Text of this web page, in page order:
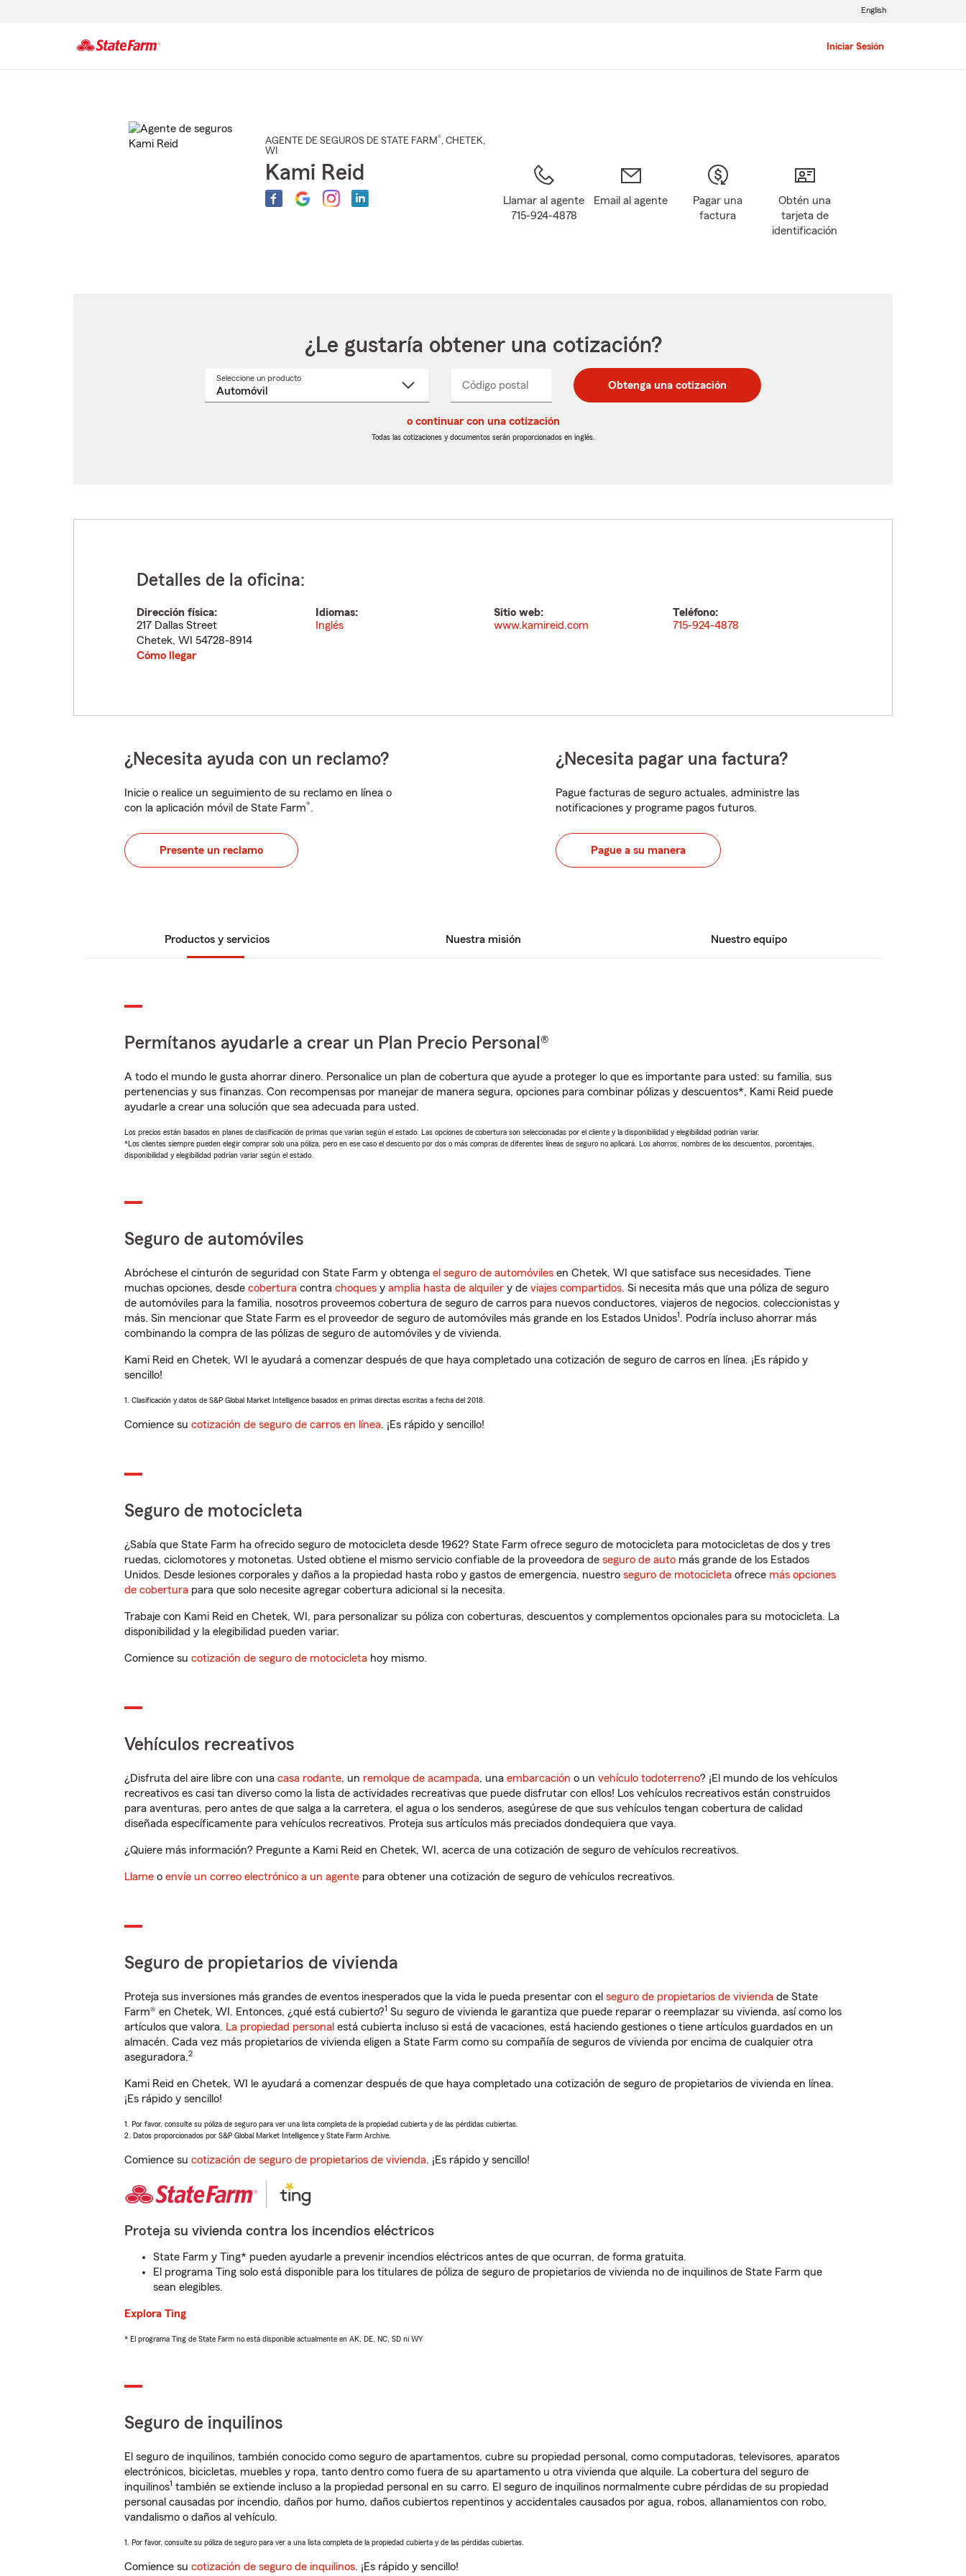
Iniciar Sesión
English
AGENTE DE SEGUROS DE STATE FARM®, CHETEK,
WI
Kami Reid
Llamar al agente
715-924-4878
Email al agente
Pagar una
factura
Obtén una
tarjeta de
identificación
¿Le gustaría obtener una cotización?
Seleccione un productoSeleccione
Código postal
postal
de
postal
de
_____ Obtenga una cotización
o continuar con una cotización
Todas las cotizaciones y documentos serán proporcionados en inglés.
Detalles de la oficina:
Dirección física:
217 Dallas Street
Chetek, WI 54728-8914
Cómo llegar
Idiomas:
Inglés
Sitio web:
www.kamireid.com
Teléfono:
715-924-4878
¿Necesita ayuda con un reclamo?
Inicie o realice un seguimiento de su reclamo en línea o
con la aplicación móvil de State Farm®.
Presente un reclamo
¿Necesita pagar una factura?
Pague facturas de seguro actuales, administre las
notificaciones y programe pagos futuros.
Pague a su manera
Productos y servicios Nuestra misión Nuestro equipo
Permítanos ayudarle a crear un Plan Precio Personal®
A todo el mundo le gusta ahorrar dinero. Personalice un plan de cobertura que ayude a proteger lo que es importante para usted: su familia, sus
pertenencias y sus finanzas. Con recompensas por manejar de manera segura, opciones para combinar pólizas y descuentos*, Kami Reid puede
ayudarle a crear una solución que sea adecuada para usted.
Los precios están basados en planes de clasificación de primas que varían según el estado. Las opciones de cobertura son seleccionadas por el cliente y la disponibilidad y elegibilidad podrían variar.
*Los clientes siempre pueden elegir comprar solo una póliza, pero en ese caso el descuento por dos o más compras de diferentes líneas de seguro no aplicará. Los ahorros, nombres de los descuentos, porcentajes,
disponibilidad y elegibilidad podrían variar según el estado.
Seguro de automóviles
Abróchese el cinturón de seguridad con State Farm y obtenga el seguro de automóviles en Chetek, WI que satisface sus necesidades. Tiene
muchas opciones, desde cobertura contra choques y amplia hasta de alquiler y de viajes compartidos. Si necesita más que una póliza de seguro
de automóviles para la familia, nosotros proveemos cobertura de seguro de carros para nuevos conductores, viajeros de negocios, coleccionistas y
más. Sin mencionar que State Farm es el proveedor de seguro de automóviles más grande en los Estados Unidos1. Podría incluso ahorrar más
combinando la compra de las pólizas de seguro de automóviles y de vivienda.
Kami Reid en Chetek, WI le ayudará a comenzar después de que haya completado una cotización de seguro de carros en línea. ¡Es rápido y
sencillo!
1. Clasificación y datos de S&P Global Market Intelligence basados en primas directas escritas a fecha del 2018.
Comience su cotización de seguro de carros en línea. ¡Es rápido y sencillo!
Seguro de motocicleta
¿Sabía que State Farm ha ofrecido seguro de motocicleta desde 1962? State Farm ofrece seguro de motocicleta para motocicletas de dos y tres
ruedas, ciclomotores y motonetas. Usted obtiene el mismo servicio confiable de la proveedora de seguro de auto más grande de los Estados
Unidos. Desde lesiones corporales y daños a la propiedad hasta robo y gastos de emergencia, nuestro seguro de motocicleta ofrece más opciones
de cobertura para que solo necesite agregar cobertura adicional si la necesita.
Trabaje con Kami Reid en Chetek, WI, para personalizar su póliza con coberturas, descuentos y complementos opcionales para su motocicleta. La
disponibilidad y la elegibilidad pueden variar.
Comience su cotización de seguro de motocicleta hoy mismo.
Vehículos recreativos
¿Disfruta del aire libre con una casa rodante, un remolque de acampada, una embarcación o un vehículo todoterreno? ¡El mundo de los vehículos
recreativos es casi tan diverso como la lista de actividades recreativas que puede disfrutar con ellos! Los vehículos recreativos están construidos
para aventuras, pero antes de que salga a la carretera, el agua o los senderos, asegúrese de que sus vehículos tengan cobertura de calidad
diseñada específicamente para vehículos recreativos. Proteja sus artículos más preciados dondequiera que vaya.
¿Quiere más información? Pregunte a Kami Reid en Chetek, WI, acerca de una cotización de seguro de vehículos recreativos.
Llame o envíe un correo electrónico a un agente para obtener una cotización de seguro de vehículos recreativos.
Seguro de propietarios de vivienda
Proteja sus inversiones más grandes de eventos inesperados que la vida le pueda presentar con el seguro de propietarios de vivienda de State
Farm® en Chetek, WI. Entonces, ¿qué está cubierto?1 Su seguro de vivienda le garantiza que puede reparar o reemplazar su vivienda, así como los
artículos que valora. La propiedad personal está cubierta incluso si está de vacaciones, está haciendo gestiones o tiene artículos guardados en un
almacén. Cada vez más propietarios de vivienda eligen a State Farm como su compañía de seguros de vivienda por encima de cualquier otra
aseguradora.2
Kami Reid en Chetek, WI le ayudará a comenzar después de que haya completado una cotización de seguro de propietarios de vivienda en línea.
¡Es rápido y sencillo!
1. Por favor, consulte su póliza de seguro para ver una lista completa de la propiedad cubierta y de las pérdidas cubiertas.
2. Datos proporcionados por S&P Global Market Intelligence y State Farm Archive.
Comience su cotización de seguro de propietarios de vivienda. ¡Es rápido y sencillo!
Proteja su vivienda contra los incendios eléctricos
State Farm y Ting* pueden ayudarle a prevenir incendios eléctricos antes de que ocurran, de forma gratuita.
El programa Ting solo está disponible para los titulares de póliza de seguro de propietarios de vivienda no de inquilinos de State Farm que
sean elegibles.
Explora Ting
* El programa Ting de State Farm no está disponible actualmente en AK, DE, NC, SD ni WY
Seguro de inquilinos
El seguro de inquilinos, también conocido como seguro de apartamentos, cubre su propiedad personal, como computadoras, televisores, aparatos
electrónicos, bicicletas, muebles y ropa, tanto dentro como fuera de su apartamento u otra vivienda que alquile. La cobertura del seguro de
inquilinos1 también se extiende incluso a la propiedad personal en su carro. El seguro de inquilinos normalmente cubre pérdidas de su propiedad
personal causadas por incendio, daños por humo, daños cubiertos repentinos y accidentales causados por agua, robos, allanamientos con robo,
vandalismo o daños al vehículo.
1. Por favor, consulte su póliza de seguro para ver a una lista completa de la propiedad cubierta y de las pérdidas cubiertas.
Comience su cotización de seguro de inquilinos. ¡Es rápido y sencillo!